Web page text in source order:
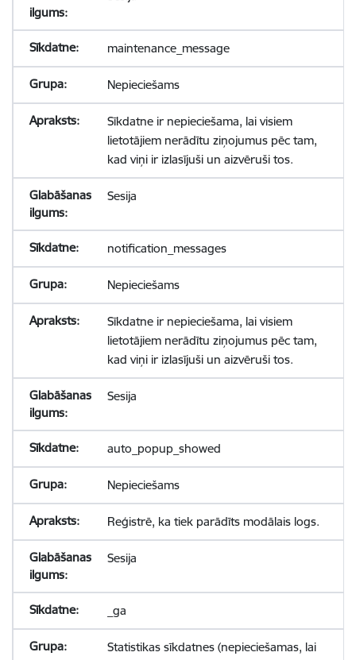
maintenance_message
Nepieciešams
Sīkdatne ir nepieciešama, lai visiem
lietotājiem nerādītu ziņojumus pēc tam,
kad viņi ir izlasījuši un aizvēruši tos.
Sesija
notification_messages
Nepieciešams
Sīkdatne ir nepieciešama, lai visiem
lietotājiem nerādītu ziņojumus pēc tam,
kad viņi ir izlasījuši un aizvēruši tos.
Sesija
auto_popup_showed
Nepieciešams
Reģistrē, ka tiek parādīts modālais logs.
Sesija
_ga
Statistikas sīkdatnes (nepieciešamas, lai